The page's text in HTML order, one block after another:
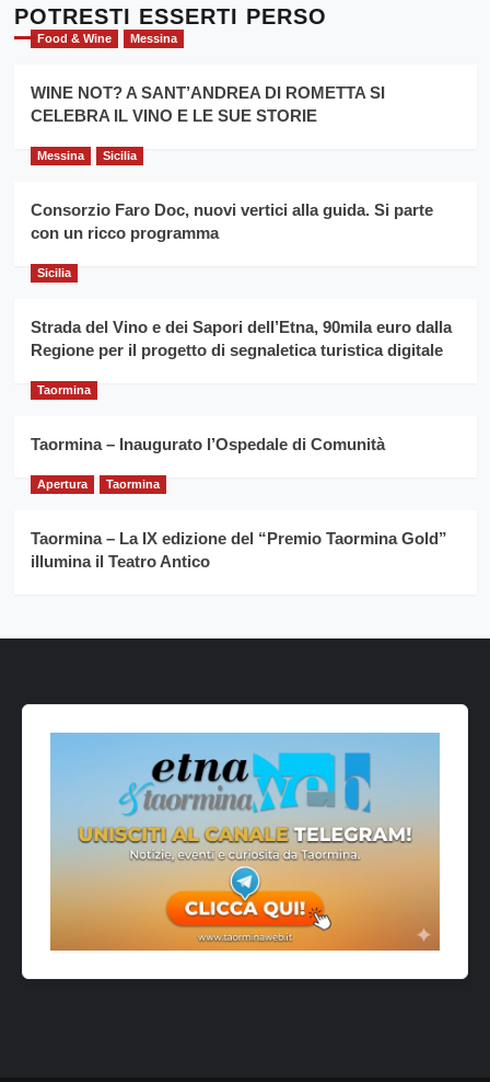
l’
evento
per
la
filiera
grano
Cronoscalata
Giarre
Montesalice
per
il
anno
Franco
Caruso
POTRESTI ESSERTI PERSO
Food & Wine Messina
WINE NOT? A SANT’ANDREA DI ROMETTA SI
CELEBRA IL VINO E LE SUE STORIE
Messina Sicilia
Consorzio Faro Doc, nuovi vertici alla guida. Si parte
con un ricco programma
Sicilia
Strada del Vino e dei Sapori dell’Etna, 90mila euro dalla
Regione per il progetto di segnaletica turistica digitale
Taormina
Taormina – Inaugurato l’Ospedale di Comunità
Apertura Taormina
Taormina – La IX edizione del “Premio Taormina Gold”
illumina il Teatro Antico